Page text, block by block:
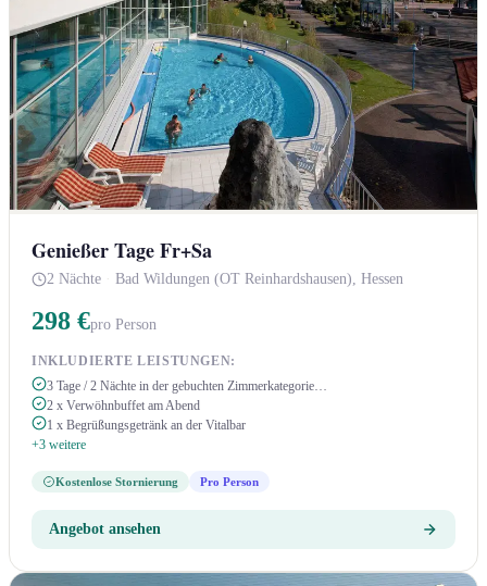
Genießer Tage Fr+Sa
2 Nächte · Bad Wildungen (OT Reinhardshausen), Hessen
298 €pro Person
INKLUDIERTE LEISTUNGEN:
3 Tage / 2 Nächte in der gebuchten Zimmerkategorie…
2 x Verwöhnbuffet am Abend
1 x Begrüßungsgetränk an der Vitalbar
+3 weitere
Kostenlose Stornierung Pro Person
Angebot ansehen